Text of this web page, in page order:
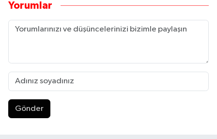
Yorumlar
Gönder